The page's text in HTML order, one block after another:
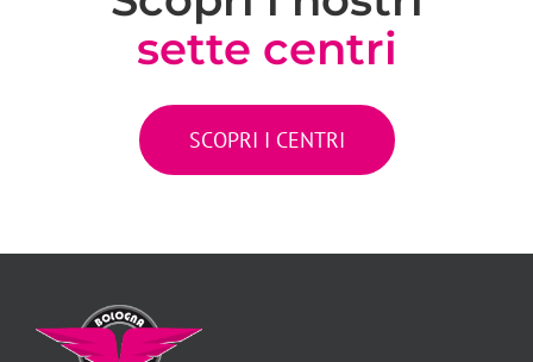
sette centri
SCOPRI I CENTRI